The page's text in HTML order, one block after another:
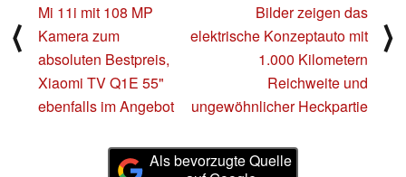
⟨
Mi 11i mit 108 MP
Kamera zum
absoluten Bestpreis,
Xiaomi TV Q1E 55"
ebenfalls im Angebot
Bilder zeigen das
elektrische Konzeptauto mit
1.000 Kilometern
Reichweite und
ungewöhnlicher Heckpartie
⟩
Als bevorzugte Quelle